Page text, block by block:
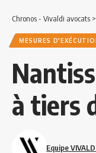
Chronos - Vivaldi avocats >
MESURES
à tiers
Equipe